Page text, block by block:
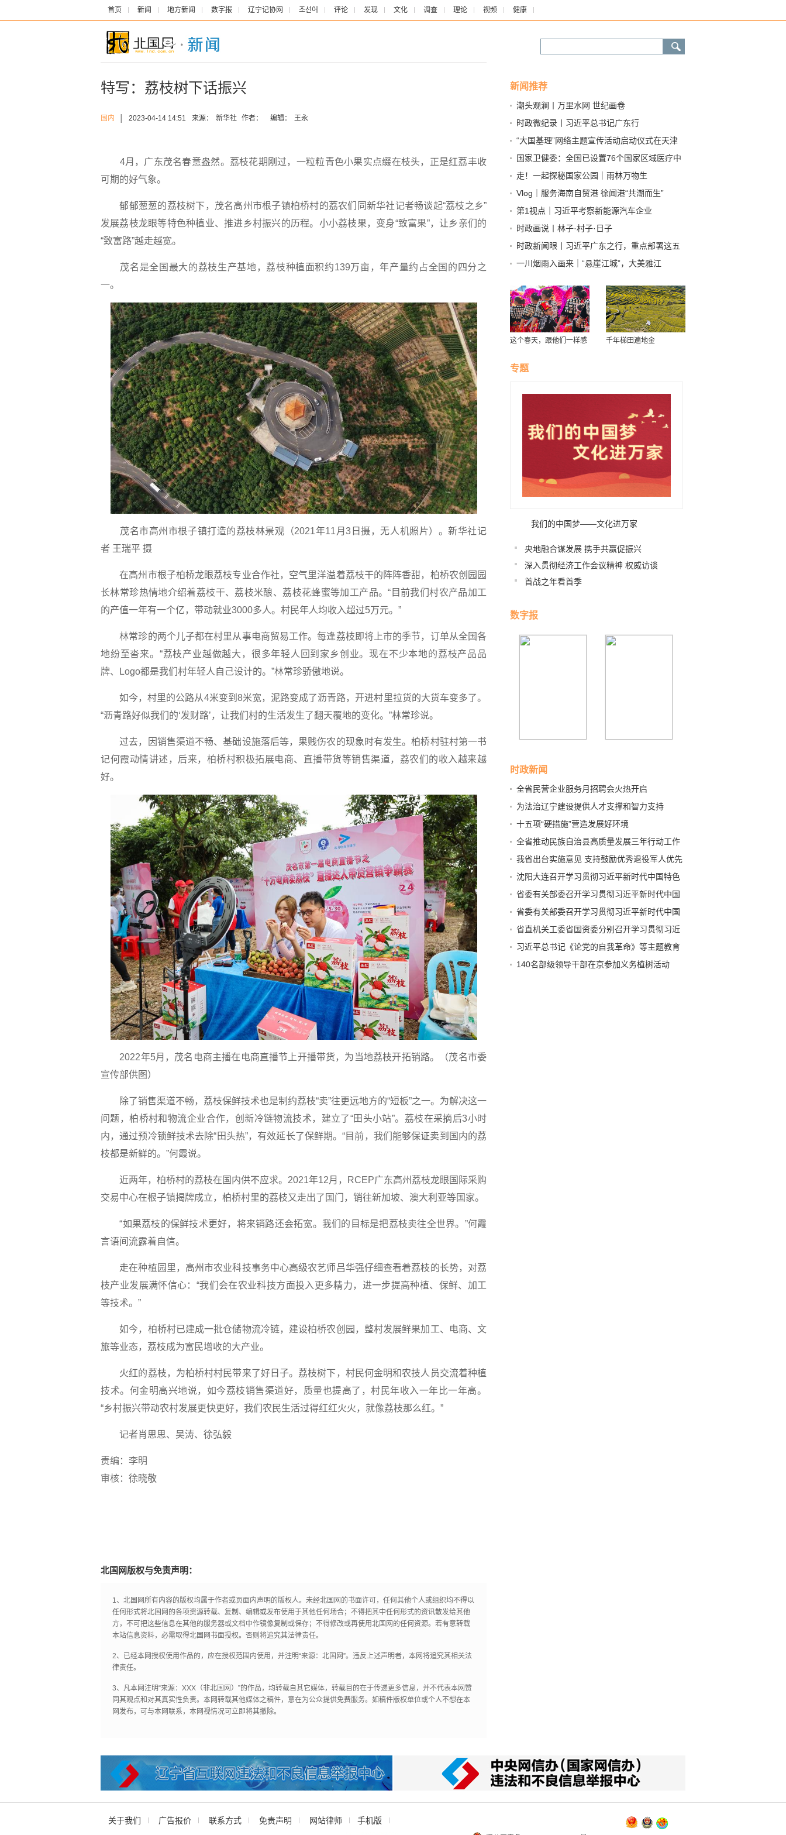
首页 新闻 地方新闻 数字报 辽宁记协网 조선어 评论 发现 文化 调查 理论 视频 健康
特写：荔枝树下话振兴
国内 2023-04-14 14:51 来源： 新华社 作者： 编辑： 王永
4月，广东茂名春意盎然。荔枝花期刚过，一粒粒青色小果实点缀在枝头，正是红荔丰收
可期的好气象。
郁郁葱葱的荔枝树下，茂名高州市根子镇柏桥村的荔农们同新华社记者畅谈起“荔枝之乡”
发展荔枝龙眼等特色种植业、推进乡村振兴的历程。小小荔枝果，变身“致富果”，让乡亲们的
“致富路”越走越宽。
茂名是全国最大的荔枝生产基地，荔枝种植面积约139万亩，年产量约占全国的四分之
一。
茂名市高州市根子镇打造的荔枝林景观（2021年11月3日摄，无人机照片）。新华社记
者 王瑞平 摄
在高州市根子柏桥龙眼荔枝专业合作社，空气里洋溢着荔枝干的阵阵香甜，柏桥农创园园
长林常珍热情地介绍着荔枝干、荔枝米酿、荔枝花蜂蜜等加工产品。“目前我们村农产品加工
的产值一年有一个亿，带动就业3000多人。村民年人均收入超过5万元。”
林常珍的两个儿子都在村里从事电商贸易工作。每逢荔枝即将上市的季节，订单从全国各
地纷至沓来。“荔枝产业越做越大，很多年轻人回到家乡创业。现在不少本地的荔枝产品品
牌、Logo都是我们村年轻人自己设计的。”林常珍骄傲地说。
如今，村里的公路从4米变到8米宽，泥路变成了沥青路，开进村里拉货的大货车变多了。
“沥青路好似我们的‘发财路’，让我们村的生活发生了翻天覆地的变化。”林常珍说。
过去，因销售渠道不畅、基础设施落后等，果贱伤农的现象时有发生。柏桥村驻村第一书
记何霞动情讲述，后来，柏桥村积极拓展电商、直播带货等销售渠道，荔农们的收入越来越
好。
2022年5月，茂名电商主播在电商直播节上开播带货，为当地荔枝开拓销路。（茂名市委
宣传部供图）
除了销售渠道不畅，荔枝保鲜技术也是制约荔枝“卖”往更远地方的“短板”之一。为解决这一
问题，柏桥村和物流企业合作，创新冷链物流技术，建立了“田头小站”。荔枝在采摘后3小时
内，通过预冷锁鲜技术去除“田头热”，有效延长了保鲜期。“目前，我们能够保证卖到国内的荔
枝都是新鲜的。”何霞说。
近两年，柏桥村的荔枝在国内供不应求。2021年12月，RCEP广东高州荔枝龙眼国际采购
交易中心在根子镇揭牌成立，柏桥村里的荔枝又走出了国门，销往新加坡、澳大利亚等国家。
“如果荔枝的保鲜技术更好，将来销路还会拓宽。我们的目标是把荔枝卖往全世界。”何霞
言语间流露着自信。
走在种植园里，高州市农业科技事务中心高级农艺师吕华强仔细查看着荔枝的长势，对荔
枝产业发展满怀信心：“我们会在农业科技方面投入更多精力，进一步提高种植、保鲜、加工
等技术。”
如今，柏桥村已建成一批仓储物流冷链，建设柏桥农创园，整村发展鲜果加工、电商、文
旅等业态，荔枝成为富民增收的大产业。
火红的荔枝，为柏桥村村民带来了好日子。荔枝树下，村民何金明和农技人员交流着种植
技术。何金明高兴地说，如今荔枝销售渠道好，质量也提高了，村民年收入一年比一年高。
“乡村振兴带动农村发展更快更好，我们农民生活过得红红火火，就像荔枝那么红。”
记者肖思思、吴涛、徐弘毅
责编：李明
审核：徐晓敬
北国网版权与免责声明：
1、北国网所有内容的版权均属于作者或页面内声明的版权人。未经北国网的书面许可，任何其他个人或组织均不得以
任何形式将北国网的各项资源转载、复制、编辑或发布使用于其他任何场合；不得把其中任何形式的资讯散发给其他
方，不可把这些信息在其他的服务器或文档中作镜像复制或保存；不得修改或再使用北国网的任何资源。若有意转载
本站信息资料，必需取得北国网书面授权。否则将追究其法律责任。
2、已经本网授权使用作品的，应在授权范围内使用，并注明“来源：北国网”。违反上述声明者，本网将追究其相关法
律责任。
3、凡本网注明“来源：XXX（非北国网）”的作品，均转载自其它媒体，转载目的在于传递更多信息，并不代表本网赞
同其观点和对其真实性负责。本网转载其他媒体之稿件，意在为公众提供免费服务。如稿件版权单位或个人不想在本
网发布，可与本网联系，本网视情况可立即将其撤除。
新闻推荐
潮头观澜丨万里水网 世纪画卷
时政微纪录丨习近平总书记广东行
“大国基理”网络主题宣传活动启动仪式在天津
举行
国家卫健委：全国已设置76个国家区域医疗中
走！一起探秘国家公园｜雨林万物生
Vlog｜服务海南自贸港 徐闻港“共潮而生”
第1视点｜习近平考察新能源汽车企业
时政画说丨林子·村子·日子
时政新闻眼丨习近平广东之行，重点部署这五
件大事
一川烟雨入画来｜“悬崖江城”，大美雅江
这个春天，跟他们一样感
千年梯田遍地金
专题
我们的中国梦——文化进万家
央地融合谋发展 携手共赢促振兴
深入贯彻经济工作会议精神 权威访谈
首战之年看首季
数字报
时政新闻
全省民营企业服务月招聘会火热开启
为法治辽宁建设提供人才支撑和智力支持
十五项“硬措施”营造发展好环境
全省推动民族自治县高质量发展三年行动工作
会议召开
我省出台实施意见 支持鼓励优秀退役军人优先
到中小学任教
沈阳大连召开学习贯彻习近平新时代中国特色
社会主义思想主题教育工作会议
省委有关部委召开学习贯彻习近平新时代中国
特色社会主义思想主题教育工作会议
省委有关部委召开学习贯彻习近平新时代中国
特色社会主义思想主题教育工作会议
省直机关工委省国资委分别召开学习贯彻习近
平新时代中国特色社会主义思想主题教育工作会
习近平总书记《论党的自我革命》等主题教育
学习材料出版发行
140名部级领导干部在京参加义务植树活动
关于我们 广告报价 联系方式 免责声明 网站律师 手机版